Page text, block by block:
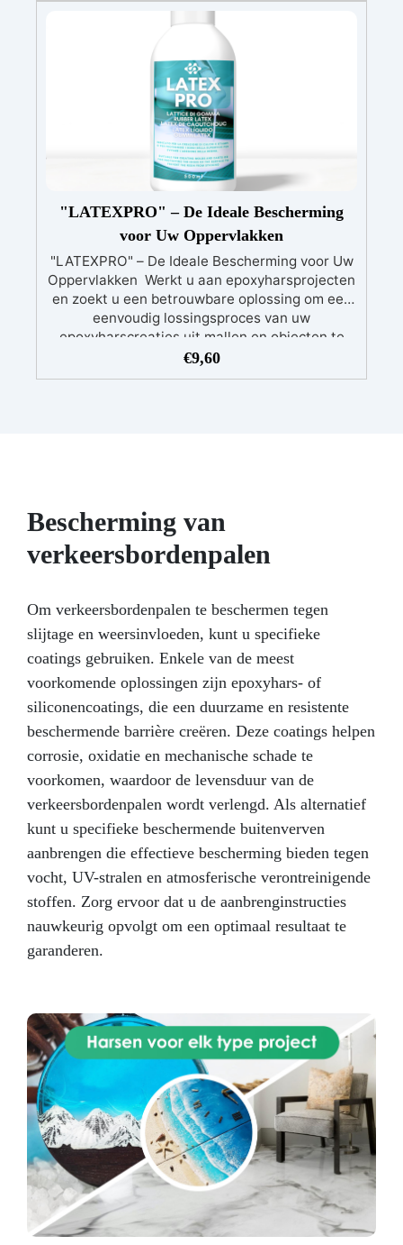
die een behandeling van superieure kwaliteit
vereisen.
"LATEXPRO" – De Ideale Bescherming
voor Uw Oppervlakken
"LATEXPRO" – De Ideale Bescherming voor Uw
Oppervlakken Werkt u aan epoxyharsprojecten
en zoekt u een betrouwbare oplossing om een
eenvoudig lossingsproces van uw
epoxyharscreaties uit mallen en objecten te
garanderen? Zoek niet verder! Onze Latex
€9,60
Bescherming van
verkeersbordenpalen
Om verkeersbordenpalen te beschermen tegen
slijtage en weersinvloeden, kunt u specifieke
coatings gebruiken. Enkele van de meest
voorkomende oplossingen zijn epoxyhars- of
siliconencoatings, die een duurzame en resistente
beschermende barrière creëren. Deze coatings helpen
corrosie, oxidatie en mechanische schade te
voorkomen, waardoor de levensduur van de
verkeersbordenpalen wordt verlengd. Als alternatief
kunt u specifieke beschermende buitenverven
aanbrengen die effectieve bescherming bieden tegen
vocht, UV-stralen en atmosferische verontreinigende
stoffen. Zorg ervoor dat u de aanbrenginstructies
nauwkeurig opvolgt om een optimaal resultaat te
garanderen.